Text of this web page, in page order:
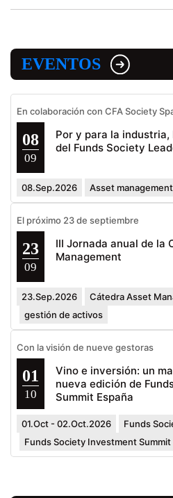
EVENTOS
En colaboración con CFA Society
08
09
Por y para la
del Funds Society
08.Sep.2026 Asset management
El próximo 23 de septiembre
23
09
III Jornada anual de la
Management
23.Sep.2026
Cátedra Asset
gestión de activos
Con la visión de nueve gestoras
01
10
Vino e inversión: un
nueva edición de
Summit España
01.Oct - 02.Oct.2026
Funds
Funds Society Investment Summit